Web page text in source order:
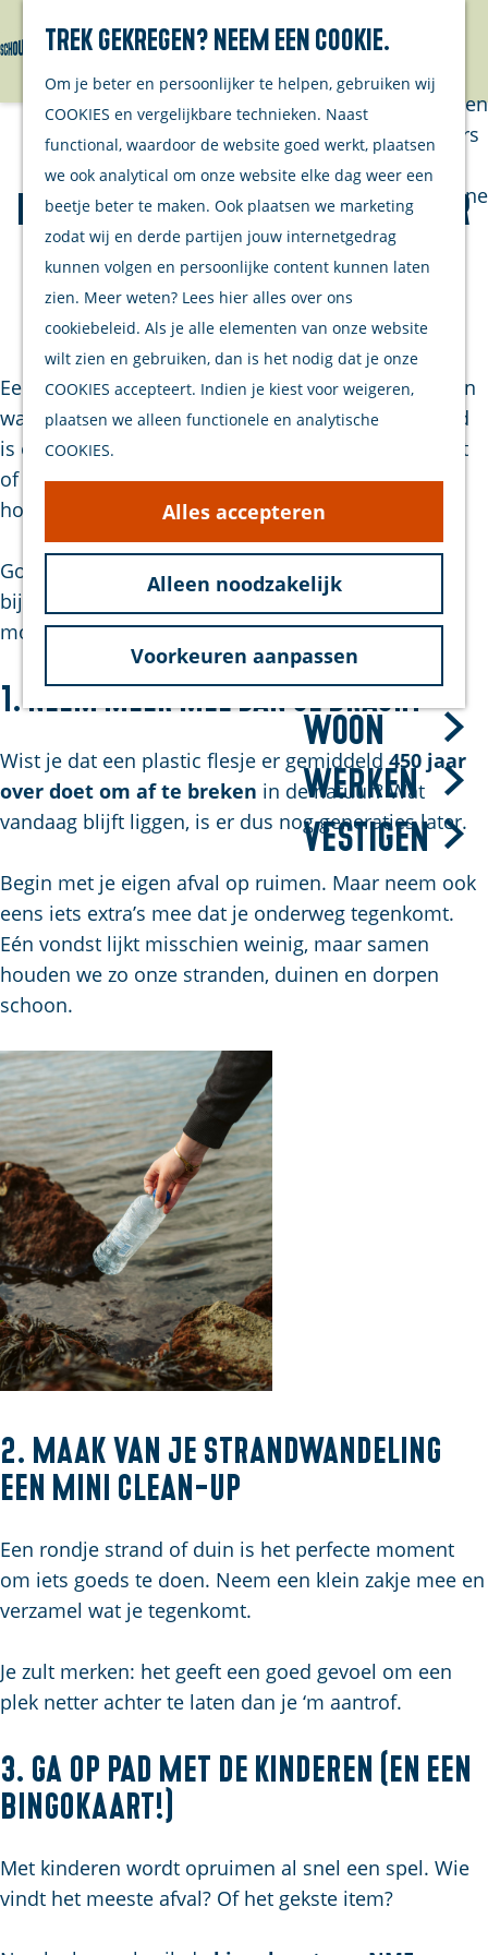
Trek gekregen? Neem een cookie.
Om je beter en persoonlijker te helpen, gebruiken wij
COOKIES en vergelijkbare technieken. Naast
functional, waardoor de website goed werkt, plaatsen
we ook analytical om onze website elke dag weer een
beetje beter te maken. Ook plaatsen we marketing
zodat wij en derde partijen jouw internetgedrag
kunnen volgen en persoonlijke content kunnen laten
zien. Meer weten? Lees hier alles over ons
cookiebeleid. Als je alle elementen van onze website
wilt zien en gebruiken, dan is het nodig dat je onze
COOKIES accepteert. Indien je kiest voor weigeren,
plaatsen we alleen functionele en analytische
COOKIES.
Alles accepteren
Alleen noodzakelijk
Voorkeuren aanpassen
a
m
p
g
Van eilanders
streekproducenten
Van ondernemers
Verhalen
Inwonersmagazine
Tips om te doen
op Schouwen-
Plan je bezoek
Welkom
Op de kaart
Samen met je
hond
Bereikbaarheid
Duurzaam
Bezoek
Woon
Werken
Vestigen
5 manieren om Schouwen-
Duiveland nóg mooier achter
te laten
8 april 2026 | | |
Een frisse zeebries, uitgestrekte stranden en dorpen
waar je je meteen thuis voelt. Schouwen-Duiveland
is een plek om van te genieten. Of je hier nu woont
of op bezoek bent. En dat willen we graag zo
houden.
Goed nieuws: daar kun je zelf heel eenvoudig aan
bijdragen. Met deze 5 tips maak je zonder
moeite een zichtbaar verschil.
1. Neem meer mee dan je bracht
Wist je dat een plastic flesje er gemiddeld 450 jaar
over doet om af te breken in de natuur? Wat
vandaag blijft liggen, is er dus nog generaties later.
Begin met je eigen afval op ruimen. Maar neem ook
eens iets extra’s mee dat je onderweg tegenkomt.
Eén vondst lijkt misschien weinig, maar samen
houden we zo onze stranden, duinen en dorpen
schoon.
2. Maak van je strandwandeling
een mini clean-up
Een rondje strand of duin is het perfecte moment
om iets goeds te doen. Neem een klein zakje mee en
verzamel wat je tegenkomt.
Je zult merken: het geeft een goed gevoel om een
plek netter achter te laten dan je ‘m aantrof.
3. Ga op pad met de kinderen (en een
bingokaart!)
Met kinderen wordt opruimen al snel een spel. Wie
vindt het meeste afval? Of het gekste item?